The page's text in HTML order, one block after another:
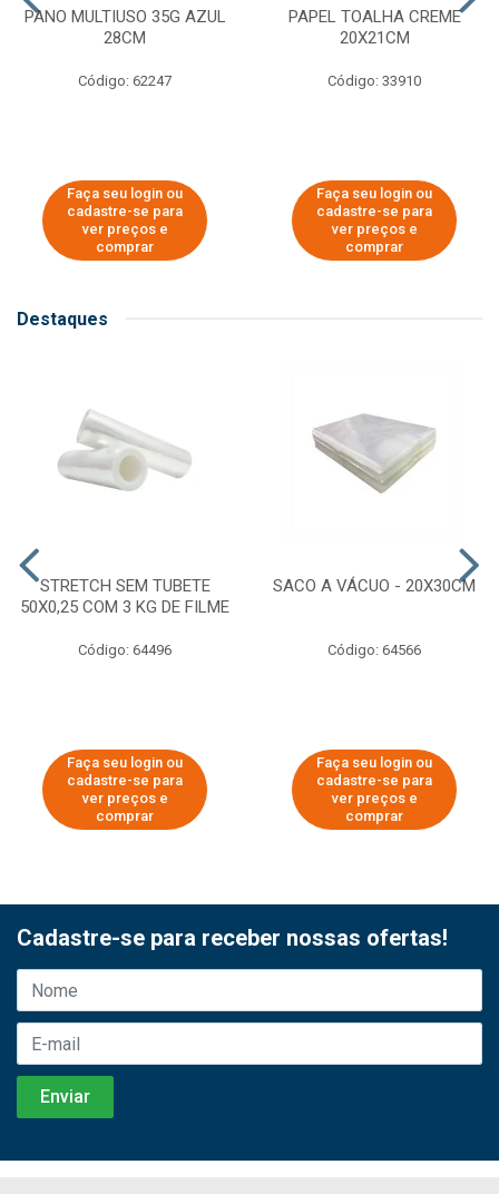
PANO MULTIUSO 35G AZUL
28CM
Código: 62247
Faça seu login ou
cadastre-se para
ver preços e
comprar
PAPEL TOALHA CREME
20X21CM
Código: 33910
Faça seu login ou
cadastre-se para
ver preços e
comprar
Destaques
STRETCH SEM TUBETE
50X0,25 COM 3 KG DE FILME
Código: 64496
Faça seu login ou
cadastre-se para
ver preços e
comprar
SACO A VÁCUO - 20X30CM
Código: 64566
Faça seu login ou
cadastre-se para
ver preços e
comprar
Cadastre-se para receber nossas ofertas!